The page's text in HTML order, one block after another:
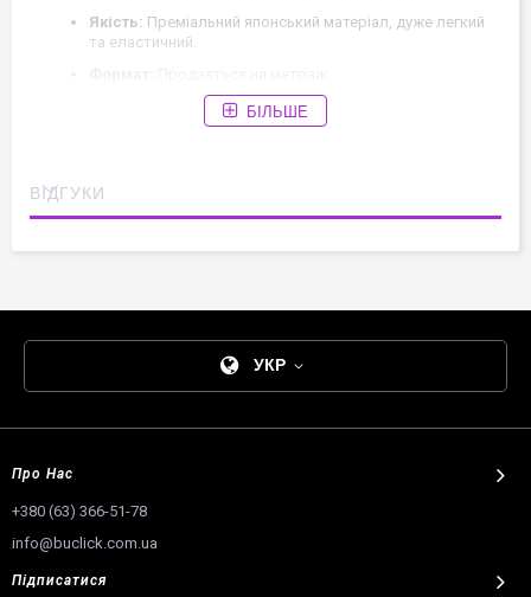
Якість: Преміальний японський матеріал, дуже легкий
та еластичний.
643 Рожевий. Ціна вказана за 1 погонний метр.
БІЛЬШЕ
ВІДГУКИ
УКР
Про Нас
+380 (63) 366-51-78
info@buclick.com.ua
Підписатися